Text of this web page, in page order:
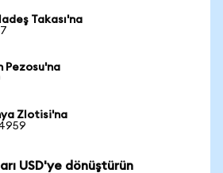
Takası'na
Pezosu'na
Zlotisi'na
USD'ye dönüştürün